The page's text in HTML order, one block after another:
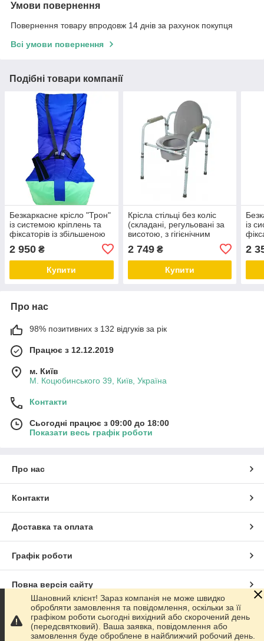
Умови повернення
Повернення товару впродовж 14 днів за рахунок покупця
Всі умови повернення
Подібні товари компанії
Безкаркасне крісло "Трон"
із системою кріплень та
фіксаторів із збільшеною
спинкою, салатово-синє
Лежебока
2 950 ₴
Купити
Крісла стільці без коліс
(складані, регульовані за
висотою, з гігієнічним
2 749₴
Купити
із
2
Про нас
98% позитивних з 132 відгуків за рік
Працює з 12.12.2019
м. Київ
М. Коцюбинського 39, Київ, Україна
Контакти
Сьогодні працює з 09:00 до 18:00
Показати весь графік роботи
Про нас
Контакти
Доставка та оплата
Графік роботи
Повна версія сайту
Сайт створено на маркетплейсіProm.ua
Шановний клієнт! Зараз компанія не може швидко
обробляти замовлення та повідомлення, оскільки за її
графіком роботи сьогодні вихідний або скорочений день
(передсвятковий). Ваша заявка, повідомлення або
замовлення буде оброблене в найближчий робочий день.